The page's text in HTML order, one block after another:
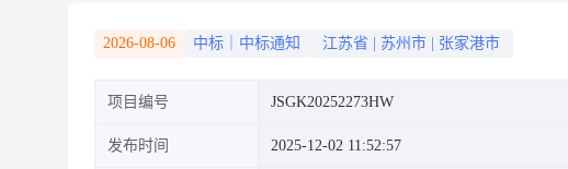
2026-08-06 中标｜中标通知 江苏省 苏州市 张家港市
项目编号 JSGK20252273HW
发布时间 2025-12-02 11:52:57